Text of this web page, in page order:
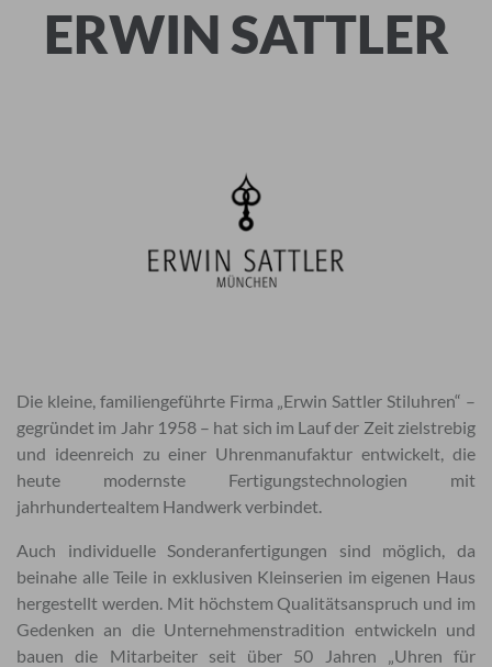
ERWIN SATTLER
Die kleine, familiengeführte Firma „Erwin Sattler Stiluhren“ –
gegründet im Jahr 1958 – hat sich im Lauf der Zeit zielstrebig
und ideenreich zu einer Uhrenmanufaktur entwickelt, die
heute modernste Fertigungstechnologien mit
jahrhundertealtem Handwerk verbindet.
Auch individuelle Sonderanfertigungen sind möglich, da
beinahe alle Teile in exklusiven Kleinserien im eigenen Haus
hergestellt werden. Mit höchstem Qualitätsanspruch und im
Gedenken an die Unternehmenstradition entwickeln und
bauen die Mitarbeiter seit über 50 Jahren „Uhren für